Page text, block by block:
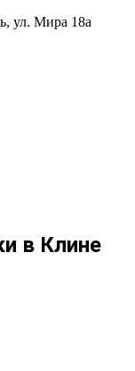
ул. Мира 18а
в Клине